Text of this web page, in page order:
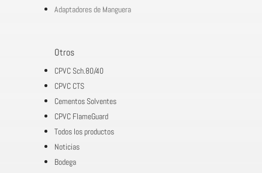
Adaptadores de Manguera
Otros
CPVC Sch.80/40
CPVC CTS
Cementos Solventes
CPVC FlameGuard
Todos los productos
Noticias
Bodega